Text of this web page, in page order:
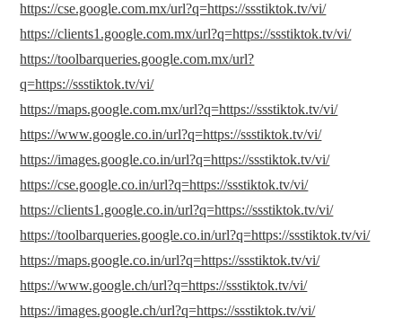
https://cse.google.com.mx/url?q=https://ssstiktok.tv/vi/
https://clients1.google.com.mx/url?q=https://ssstiktok.tv/vi/
https://toolbarqueries.google.com.mx/url?
q=https://ssstiktok.tv/vi/
https://maps.google.com.mx/url?q=https://ssstiktok.tv/vi/
https://www.google.co.in/url?q=https://ssstiktok.tv/vi/
https://images.google.co.in/url?q=https://ssstiktok.tv/vi/
https://cse.google.co.in/url?q=https://ssstiktok.tv/vi/
https://clients1.google.co.in/url?q=https://ssstiktok.tv/vi/
https://toolbarqueries.google.co.in/url?q=https://ssstiktok.tv/vi/
https://maps.google.co.in/url?q=https://ssstiktok.tv/vi/
https://www.google.ch/url?q=https://ssstiktok.tv/vi/
https://images.google.ch/url?q=https://ssstiktok.tv/vi/